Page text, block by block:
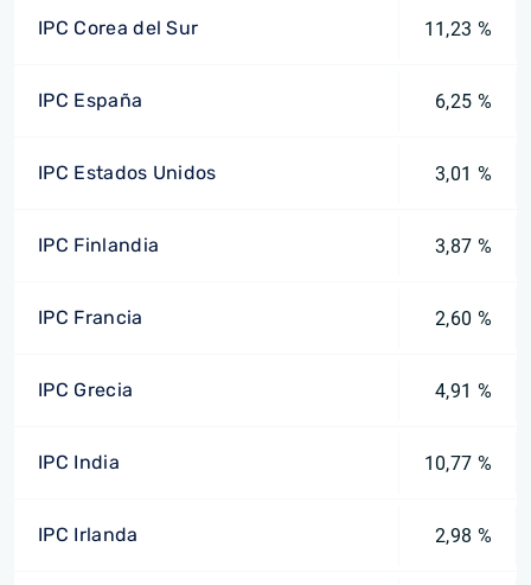
IPC Corea del Sur 11,23 %
IPC España 6,25 %
IPC Estados Unidos 3,01 %
IPC Finlandia 3,87 %
IPC Francia 2,60 %
IPC Grecia 4,91 %
IPC India 10,77 %
IPC Irlanda 2,98 %